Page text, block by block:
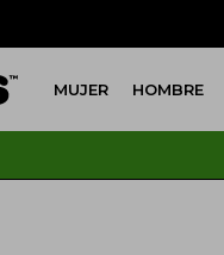
MUJER HOMBRE